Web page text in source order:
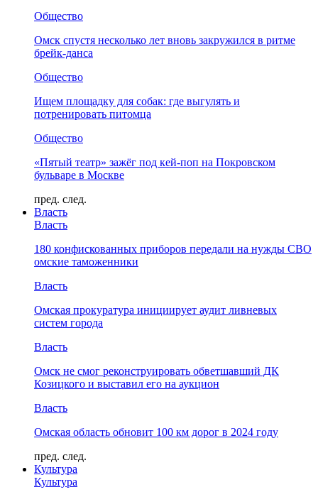
Общество
Омск спустя несколько лет вновь закружился в ритме
брейк-данса
Общество
Ищем площадку для собак: где выгулять и
потренировать питомца
Общество
«Пятый театр» зажёг под кей-поп на Покровском
бульваре в Москве
пред. след.
Власть
Власть
180 конфискованных приборов передали на нужды СВО
омские таможенники
Власть
Омская прокуратура инициирует аудит ливневых
систем города
Власть
Омск не смог реконструировать обветшавший ДК
Козицкого и выставил его на аукцион
Власть
Омская область обновит 100 км дорог в 2024 году
пред. след.
Культура
Культура